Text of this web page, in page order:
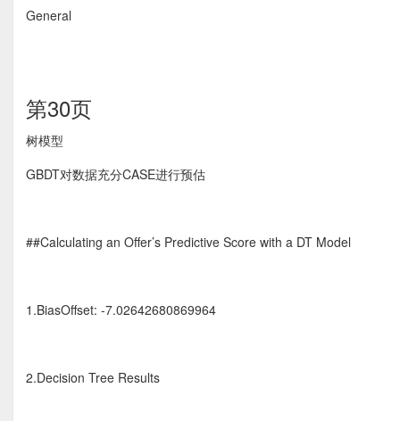
General
第30页
树模型
GBDT对数据充分CASE进行预估
##Calculating an Offer’s Predictive Score with a DT Model
1.BiasOffset: -7.02642680869964
2.Decision Tree Results